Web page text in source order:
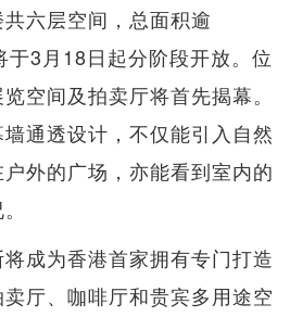
六层空间，总面积逾
3月18日起分阶段开放。位
空间及拍卖厅将首先揭幕。
通透设计，不仅能引入自然
外的广场，亦能看到室内的
成为香港首家拥有专门打造
厅、咖啡厅和贵宾多用途空